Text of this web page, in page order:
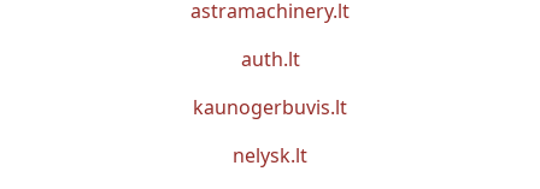
astramachinery.lt
auth.lt
kaunogerbuvis.lt
nelysk.lt